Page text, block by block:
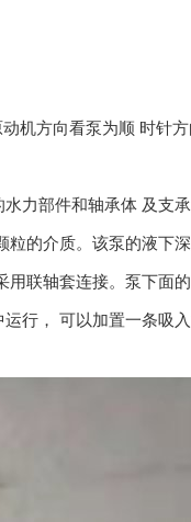
机方向看泵为顺 时针方
部件和轴承体 及支
的介质。该泵的液下
联轴套连接。泵下面
行， 可以加置一条吸入